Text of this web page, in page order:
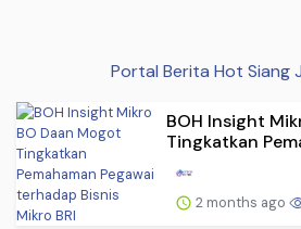
Portal Berita Hot Siang
BOH Insight
Tingkatkan
2 months ago